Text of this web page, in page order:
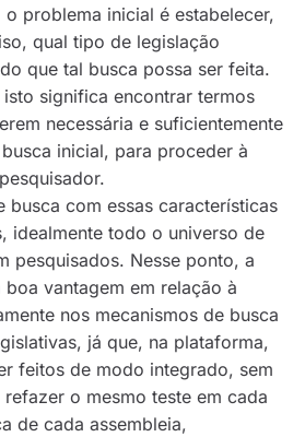
o problema inicial é estabelecer,
qual tipo de legislação
que tal busca possa ser feita.
significa encontrar termos
necessária e suficientemente
inicial, para proceder à
busca com essas características
idealmente todo o universo de
pesquisados. Nesse ponto, a
vantagem em relação à
nos mecanismos de busca
já que, na plataforma,
feitos de modo integrado, sem
o mesmo teste em cada
de cada assembleia,